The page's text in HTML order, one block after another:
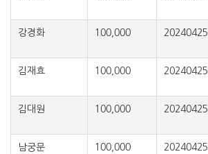
강경화 100,000 20240425
김재효 100,000 20240425
김대원 100,000 20240425
남궁문 100,000 20240425